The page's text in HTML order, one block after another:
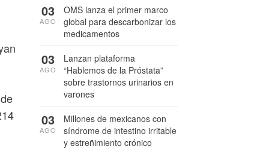
OMS lanza el primer marco
global para descarbonizar los
medicamentos
03
AGO
Lanzan plataforma
“Hablemos de la Próstata”
sobre trastornos urinarios en
varones
03
AGO
Millones de mexicanos con
síndrome de intestino irritable
y estreñimiento crónico
03
AGO